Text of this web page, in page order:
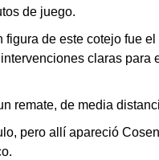
de juego.
figura de este cotejo fue
claras para
remate, de media
pero allí apareció